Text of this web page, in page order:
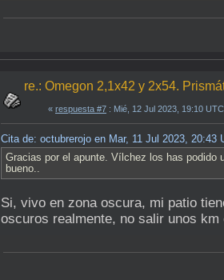
re.: Omegon 2,1x42 y 2x54.
« respuesta #7 : Mié, 12 Jul 2023, 19:10
Cita de: octubrerojo en Mar, 11 Jul 2023, 20:43
Gracias por el apunte. Vílchez los has podido
bueno..
Si, vivo en zona oscura, mi patio
oscuros realmente, no salir unos